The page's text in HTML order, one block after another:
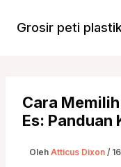
Grosir peti
Cara
Es: Panduan
Oleh Atticus Dixon /